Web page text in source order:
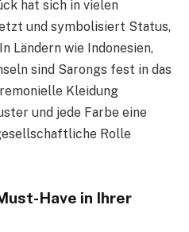
hat sich in vielen
und symbolisiert Status,
Ländern wie Indonesien,
sind Sarongs fest in das
Kleidung
und jede Farbe eine
Rolle
Have in Ihrer